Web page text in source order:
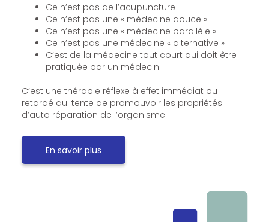
Ce n’est pas de l’acupuncture
Ce n’est pas une « médecine douce »
Ce n’est pas une « médecine parallèle »
Ce n’est pas une médecine « alternative »
C’est de la médecine tout court qui doit être
pratiquée par un médecin.
C’est une thérapie réflexe à effet immédiat ou
retardé qui tente de promouvoir les propriétés
d’auto réparation de l’organisme.
En savoir plus